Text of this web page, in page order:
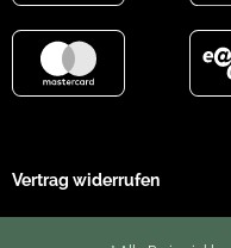
Vertrag widerrufen